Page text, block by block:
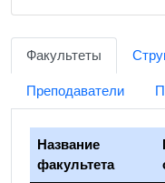
Факультеты
Преподаватели
Название
факультета